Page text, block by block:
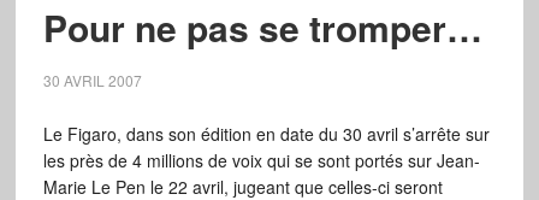
Pour ne pas se tromper…
30 AVRIL 2007
Le Figaro, dans son édition en date du 30 avril s’arrête sur
les près de 4 millions de voix qui se sont portés sur Jean-
Marie Le Pen le 22 avril, jugeant que celles-ci seront